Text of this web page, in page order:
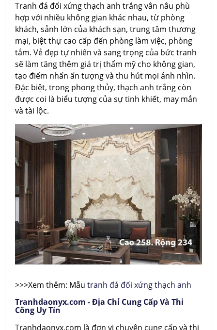
Tranh đá đối xứng thạch anh trắng vân nâu phù
hợp với nhiều không gian khác nhau, từ phòng
khách, sảnh lớn của khách sạn, trung tâm thương
mại, biệt thự cao cấp đến phòng làm việc, phòng
tắm. Vẻ đẹp tự nhiên và sang trọng của bức tranh
sẽ làm tăng thêm giá trị thẩm mỹ cho không gian,
tạo điểm nhấn ấn tượng và thu hút mọi ánh nhìn.
Đặc biệt, trong phong thủy, thạch anh trắng còn
được coi là biểu tượng của sự tinh khiết, may mắn
và tài lộc.
>>>Xem thêm: Mẫu tranh đá đối xứng thạch anh
Tranhdaonyx.com - Địa Chỉ Cung Cấp Và Thi
Công Uy Tín
Tranhdaonyx.com là đơn vị chuyên cung cấp và thi